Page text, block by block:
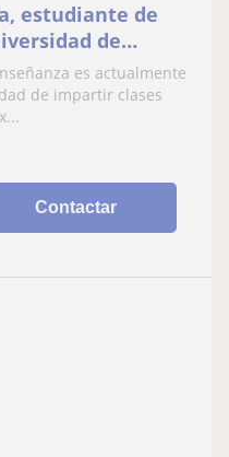
estudiante de
de
a tus hijos a
están en
apoyo
es actualmente
de impartir clases
Contactar